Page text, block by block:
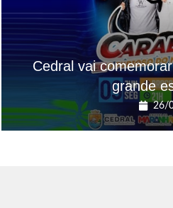
Cedral vai
grande
26/